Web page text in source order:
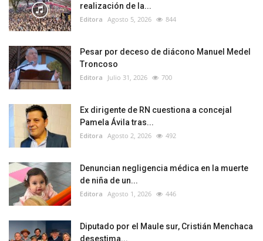
realización de la...
Editora Agosto 5, 2026 844
Pesar por deceso de diácono Manuel Medel
Troncoso
Editora Julio 31, 2026 700
Ex dirigente de RN cuestiona a concejal
Pamela Ávila tras...
Editora Agosto 2, 2026 492
Denuncian negligencia médica en la muerte
de niña de un...
Editora Agosto 1, 2026 446
Diputado por el Maule sur, Cristián Menchaca
desestima...